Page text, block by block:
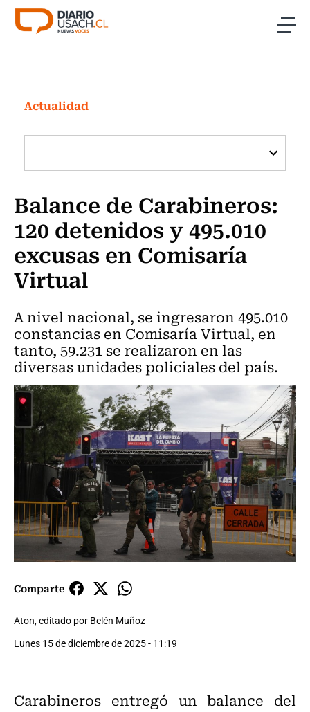
Click acá para ir directamente al contenido
Investigación
Cultura
Programas Radio y TV Usach
Actualidad
Balance de Carabineros:
120 detenidos y 495.010
excusas en Comisaría
Virtual
A nivel nacional, se ingresaron 495.010
constancias en Comisaría Virtual, en
tanto, 59.231 se realizaron en las
diversas unidades policiales del país.
Comparte
Aton, editado por Belén Muñoz
Lunes 15 de diciembre de 2025 - 11:19
Carabineros entregó un balance del